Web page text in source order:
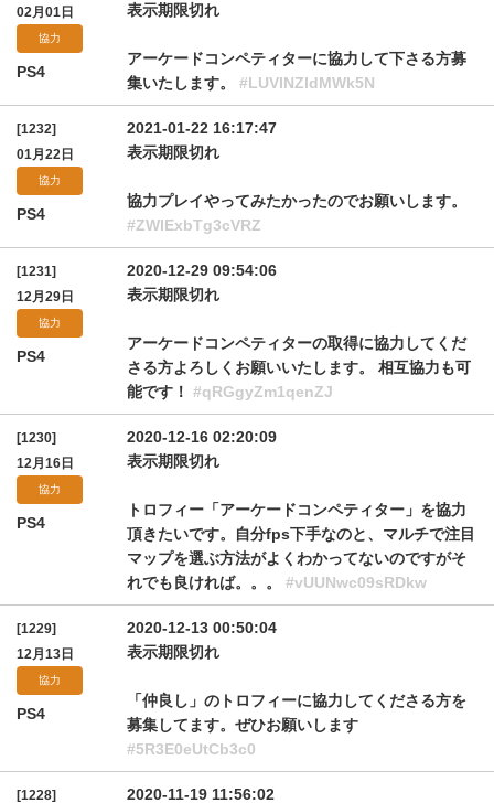
02月01日
協力
PS4
表示期限切れ
アーケードコンペティターに協力して下さる方募
集いたします。 #LUVlNZldMWk5N
[1232]
01月22日
協力
PS4
2021-01-22 16:17:47
表示期限切れ
協力プレイやってみたかったのでお願いします。
#ZWlExbTg3cVRZ
[1231]
12月29日
協力
PS4
2020-12-29 09:54:06
表示期限切れ
アーケードコンペティターの取得に協力してくだ
さる方よろしくお願いいたします。 相互協力も可
能です！ #qRGgyZm1qenZJ
[1230]
12月16日
協力
PS4
2020-12-16 02:20:09
表示期限切れ
トロフィー「アーケードコンペティター」を協力
頂きたいです。自分fps下手なのと、マルチで注目
マップを選ぶ方法がよくわかってないのですがそ
れでも良ければ。。。 #vUUNwc09sRDkw
[1229]
12月13日
協力
PS4
2020-12-13 00:50:04
表示期限切れ
「仲良し」のトロフィーに協力してくださる方を
募集してます。ぜひお願いします
#5R3E0eUtCb3c0
[1228] 2020-11-19 11:56:02